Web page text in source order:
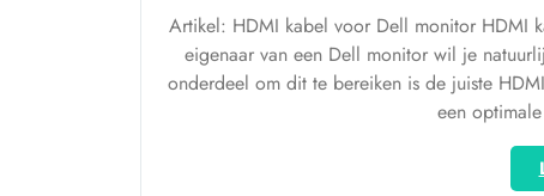
Artikel: HDMI kabel voor Dell monitor HDMI
eigenaar van een Dell monitor wil je
onderdeel om dit te bereiken is de juiste
een